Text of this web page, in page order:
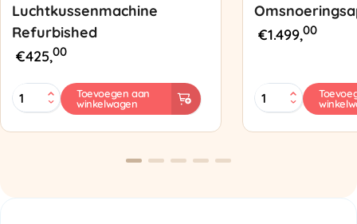
Luchtkussenmachine
Refurbished
€425,00
MINI
PAK'R
Refurbished
Toevoegen aan
winkelwagen
€1.499,00
Zapak
ZP97
aantal